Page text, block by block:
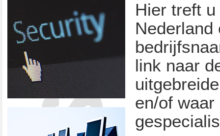
Hier treft
Nederland
link naar
en/of